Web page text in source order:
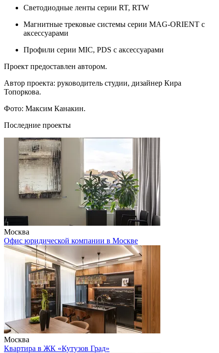
Светодиодные ленты серии RT, RTW
Магнитные трековые системы серии MAG-ORIENT с
аксессуарами
Профили серии MIC, PDS с аксессуарами
Проект предоставлен автором.
Автор проекта: руководитель студии, дизайнер Кира
Топоркова.
Фото: Максим Канакин.
Последние проекты
Москва
Офис юридической компании в Москве
Москва
Квартира в ЖК «Кутузов Град»